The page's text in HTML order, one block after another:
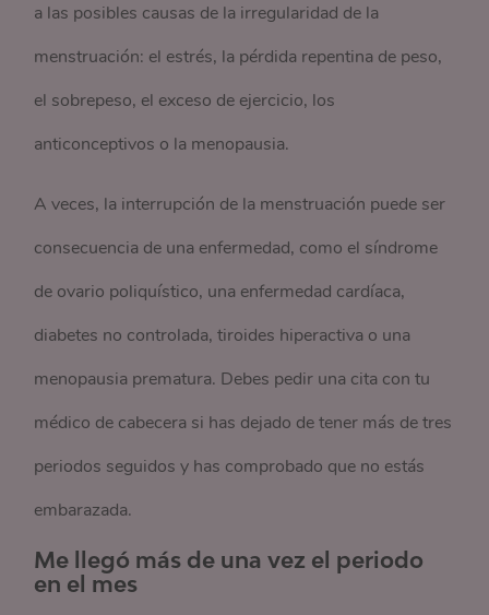
a las posibles causas de la irregularidad de la
menstruación: el estrés, la pérdida repentina de peso,
el sobrepeso, el exceso de ejercicio, los
anticonceptivos o la menopausia.
A veces, la interrupción de la menstruación puede ser
consecuencia de una enfermedad, como el síndrome
de ovario poliquístico, una enfermedad cardíaca,
diabetes no controlada, tiroides hiperactiva o una
menopausia prematura. Debes pedir una cita con tu
médico de cabecera si has dejado de tener más de tres
periodos seguidos y has comprobado que no estás
embarazada.
Me llegó más de una vez el periodo
en el mes